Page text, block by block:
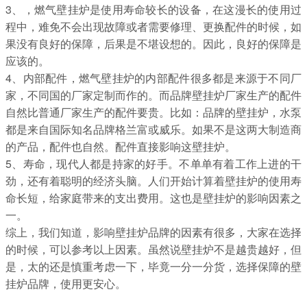
3、，燃气壁挂炉是使用寿命较长的设备，在这漫长的使用过
程中，难免不会出现故障或者需要修理、更换配件的时候，如
果没有良好的保障，后果是不堪设想的。因此，良好的保障是
应该的。
4、内部配件，燃气壁挂炉的内部配件很多都是来源于不同厂
家，不同国的厂家定制而作的。而品牌壁挂炉厂家生产的配件
自然比普通厂家生产的配件要贵。比如：品牌的壁挂炉，水泵
都是来自国际知名品牌格兰富或威乐。如果不是这两大制造商
的产品，配件也自然。配件直接影响这壁挂炉。
5、寿命，现代人都是持家的好手。不单单有着工作上进的干
劲，还有着聪明的经济头脑。人们开始计算着壁挂炉的使用寿
命长短，给家庭带来的支出费用。这也是壁挂炉的影响因素之
一。
综上，我们知道，影响壁挂炉品牌的因素有很多，大家在选择
的时候，可以参考以上因素。虽然说壁挂炉不是越贵越好，但
是，太的还是慎重考虑一下，毕竟一分一分货，选择保障的壁
挂炉品牌，使用更安心。